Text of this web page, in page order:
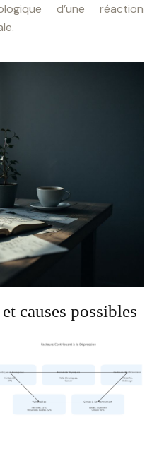
d’une réaction
causes possibles